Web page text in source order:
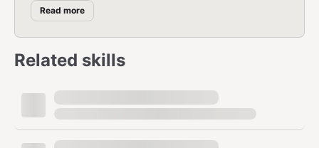
BITSOUL_TOKEN
配置方式
方式一：直接设置环境变量
export BITSOUL_TOKEN="你的令牌"
Read more
Related skills